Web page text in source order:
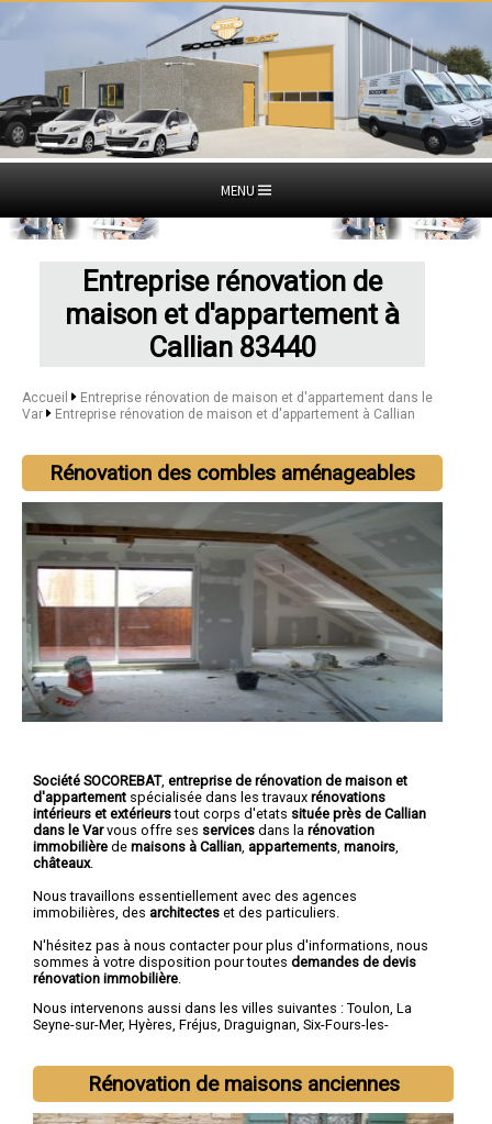
MENU
Entreprise rénovation de
maison et d'appartement à
Callian 83440
Accueil
Entreprise rénovation de maison et d'appartement dans le
Var
Entreprise rénovation de maison et d'appartement à Callian
Rénovation des combles aménageables
Société SOCOREBAT, entreprise de rénovation de maison et
d'appartement spécialisée dans les travaux rénovations
intérieurs et extérieurstout corps d'etats située près de Callian
dans le Varvous offre ses services dans la rénovation
immobilière de maisons à Callian appartements manoirs
châteaux.
Nous travaillons essentiellement avec des agences
immobilières, des architectes et des particuliers.
N'hésitez pas à nous contacter pour plus d'informations, nous
sommes à votre disposition pour toutes demandes de devis
rénovation immobilière
Nous intervenons aussi dans les villes suivantes : Toulon, La
Seyne-sur-Mer, Hyères, Fréjus, Draguignan, Six-Fours-les-
Rénovation de maisons anciennes